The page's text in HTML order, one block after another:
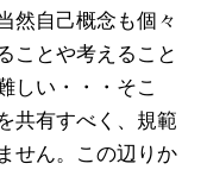
然自己概念も個々
ことや考えること
しい・・・そこ
共有すべく、規範
せん。この辺りか